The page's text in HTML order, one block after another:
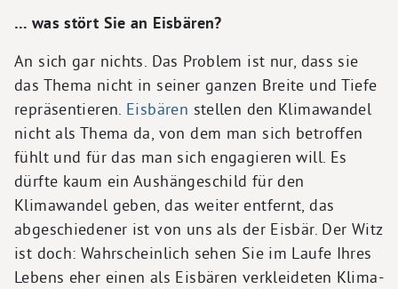
… was stört Sie an Eisbären?
An sich gar nichts. Das Problem ist nur, dass sie
das Thema nicht in seiner ganzen Breite und Tiefe
repräsentieren. Eisbären stellen den Klimawandel
nicht als Thema da, von dem man sich betroffen
fühlt und für das man sich engagieren will. Es
dürfte kaum ein Aushängeschild für den
Klimawandel geben, das weiter entfernt, das
abgeschiedener ist von uns als der Eisbär. Der Witz
ist doch: Wahrscheinlich sehen Sie im Laufe Ihres
Lebens eher einen als Eisbären verkleideten Klima-